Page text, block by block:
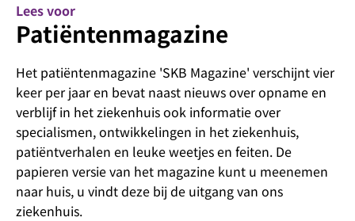
Lees voor
Patiëntenmagazine
Het patiëntenmagazine 'SKB Magazine' verschijnt vier
keer per jaar en bevat naast nieuws over opname en
verblijf in het ziekenhuis ook informatie over
specialismen, ontwikkelingen in het ziekenhuis,
patiëntverhalen en leuke weetjes en feiten. De
papieren versie van het magazine kunt u meenemen
naar huis, u vindt deze bij de uitgang van ons
ziekenhuis.